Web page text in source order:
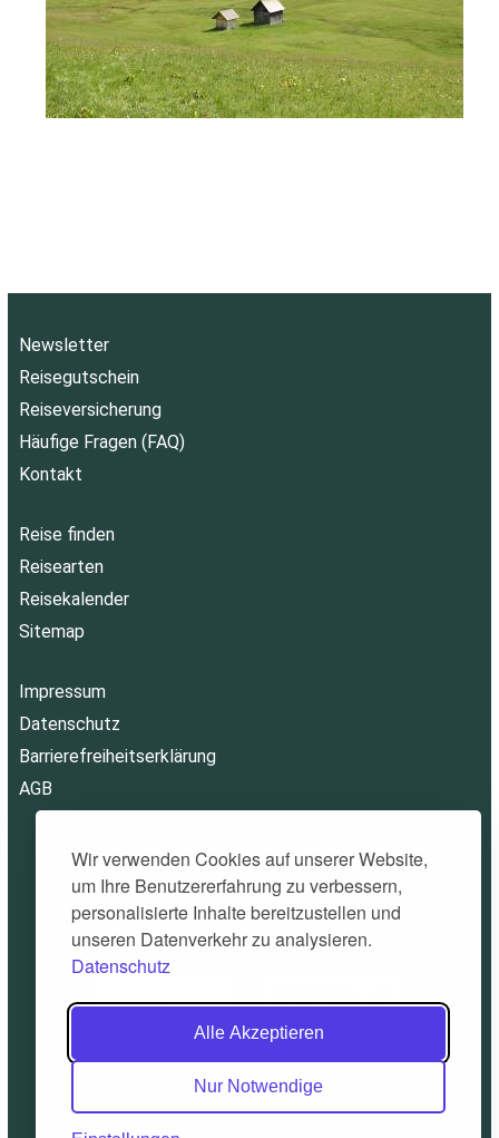
Wir verwenden Cookies auf unserer Website,
um Ihre Benutzererfahrung zu verbessern,
personalisierte Inhalte bereitzustellen und
unseren Datenverkehr zu analysieren.
Datenschutz
Alle Akzeptieren
Nur Notwendige
Newsletter
Reisegutschein
Reiseversicherung
Häufige Fragen (FAQ)
Kontakt
Reise finden
Reisearten
Reisekalender
Sitemap
Impressum
Datenschutz
Barrierefreiheitserklärung
AGB
© 2026 Alpinatours.de